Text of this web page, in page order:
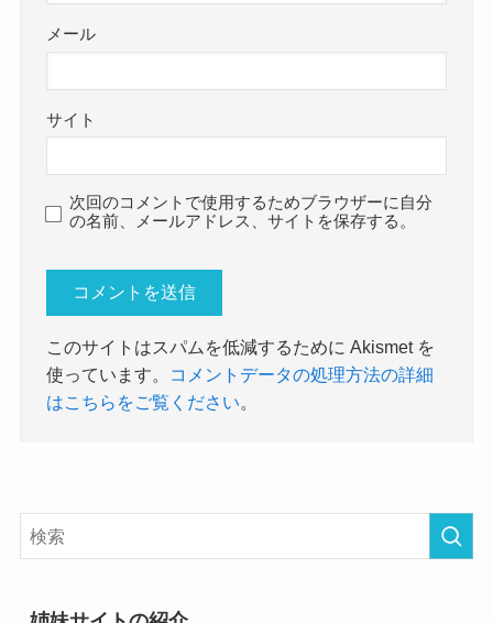
メール
サイト
次回のコメントで使用するためブラウザーに自分
の名前、メールアドレス、サイトを保存する。
このサイトはスパムを低減するために Akismet を
使っています。
コメントデータの処理方法の詳細
はこちらをご覧ください。